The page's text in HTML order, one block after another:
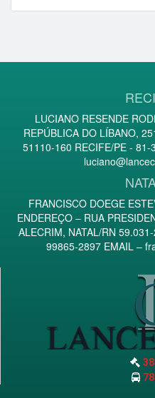
LUCIANO RESENDE
REPÚBLICA DO LÍBANO,
51110-160 RECIFE/PE -
FRANCISCO DOEGE
ENDEREÇO – RUA
ALECRIM, NATAL/RN
99865-2897 EMAIL –
38